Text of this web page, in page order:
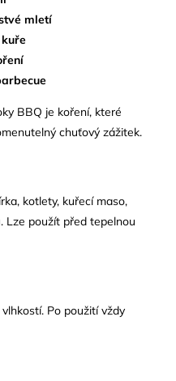
mletí
BBQ je koření, které
chuťový zážitek.
kotlety, kuřecí maso,
Lze použít před tepelnou
Po použití vždy